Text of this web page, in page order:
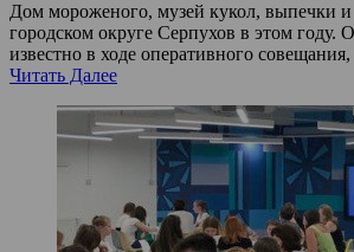
Дом мороженого, музей кукол, выпечки и
городском округе Серпухов в этом году.
известно в ходе оперативного
Читать Далее